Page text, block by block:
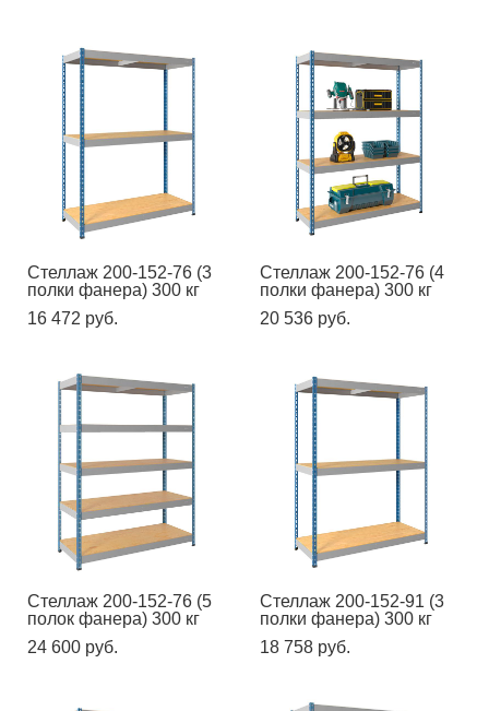
Стеллаж 200-152-76 (3
полки фанера) 300 кг
16 472 pуб.
Стеллаж 200-152-76 (4
полки фанера) 300 кг
20 536 pуб.
Стеллаж 200-152-76 (5
полок фанера) 300 кг
24 600 pуб.
Стеллаж 200-152-91 (3
полки фанера) 300 кг
18 758 pуб.